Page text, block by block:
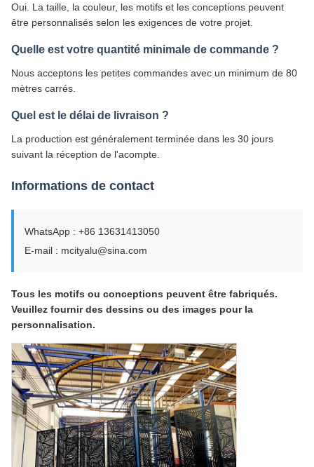
Oui. La taille, la couleur, les motifs et les conceptions peuvent
être personnalisés selon les exigences de votre projet.
Quelle est votre quantité minimale de commande ?
Nous acceptons les petites commandes avec un minimum de 80
mètres carrés.
Quel est le délai de livraison ?
La production est généralement terminée dans les 30 jours
suivant la réception de l'acompte.
Informations de contact
WhatsApp : +86 13631413050
E-mail : mcityalu@sina.com
Tous les motifs ou conceptions peuvent être fabriqués.
Veuillez fournir des dessins ou des images pour la
personnalisation.